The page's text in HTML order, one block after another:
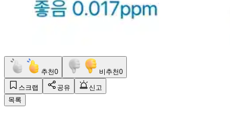
추천0 비추천0
스크랩 공유
신고
목록